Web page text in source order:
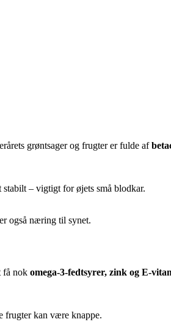
grøntsager og frugter er fulde af
– vigtigt for øjets små blodkar.
også næring til synet.
få nok omega-3-fedtsyrer, zink og E-
frugter kan være knappe.